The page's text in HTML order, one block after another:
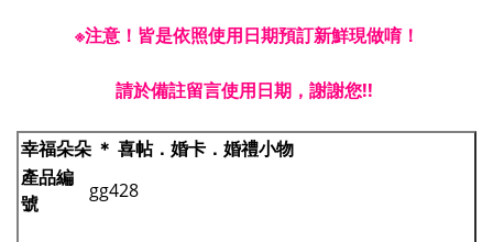
※注意！ 皆是依照使用日期預訂新鮮現做唷！
請於備註留言使用日期，謝謝您!!
幸福朵朵 ＊ 喜帖．婚卡．婚禮小物
產品編
號
gg428